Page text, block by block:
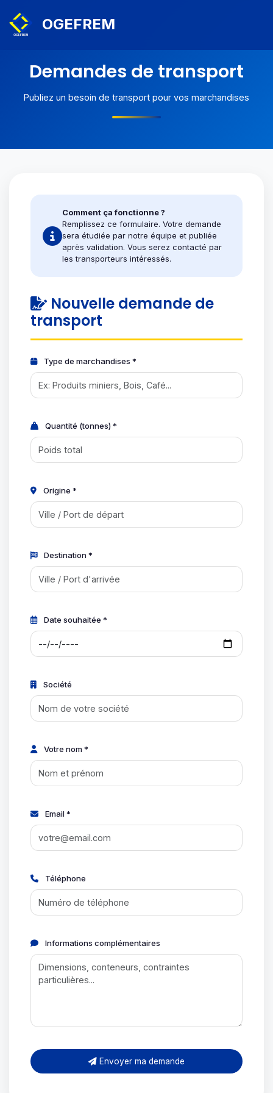
OGEFREM
Demandes de transport
Publiez un besoin de transport pour vos marchandises
Comment ça fonctionne ?
Remplissez ce formulaire. Votre demande
sera étudiée par notre équipe et publiée
après validation. Vous serez contacté par
les transporteurs intéressés.
Nouvelle demande de
transport
Type de marchandises *
Quantité (tonnes) *
Origine *
Destination *
Date souhaitée *
Société
Votre nom *
Email *
Téléphone
Informations complémentaires
Envoyer ma demande